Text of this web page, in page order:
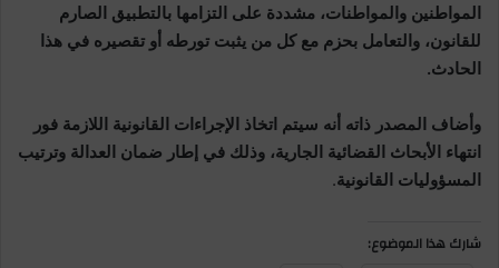
المواطنين والمواطنات، مشددة على التزامها بالتطبيق الصارم
للقانون، والتعامل بحزم مع كل من يثبت تورطه أو تقصيره في هذا
الحادث.
وأضاف المصدر ذاته أنه سيتم اتخاذ الإجراءات القانونية اللازمة فور
انتهاء الأبحاث القضائية الجارية، وذلك في إطار ضمان العدالة وترتيب
المسؤوليات القانونية.
شارك هذا الموضوع: